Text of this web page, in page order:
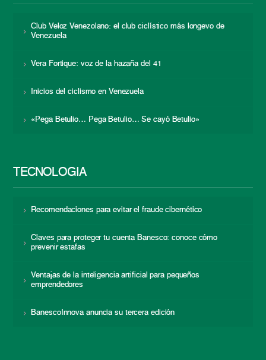
Club Veloz Venezolano: el club ciclístico más longevo de
Venezuela
Vera Fortique: voz de la hazaña del 41
Inicios del ciclismo en Venezuela
«Pega Betulio… Pega Betulio… Se cayó Betulio»
TECNOLOGÍA
Recomendaciones para evitar el fraude cibernético
Claves para proteger tu cuenta Banesco: conoce cómo
prevenir estafas
Ventajas de la inteligencia artificial para pequeños
emprendedores
BanescoInnova anuncia su tercera edición